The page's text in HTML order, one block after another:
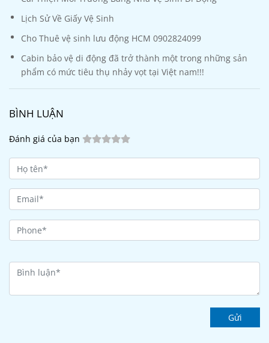
Lịch Sử Về Giấy Vệ Sinh
Cho Thuê vệ sinh lưu động HCM 0902824099
Cabin bảo vệ di động đã trở thành một trong những sản
phẩm có mức tiêu thụ nhảy vọt tại Việt nam!!!
BÌNH LUẬN
Đánh giá của bạn
Gửi